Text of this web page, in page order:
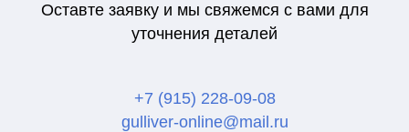
Оставте заявку и мы свяжемся с вами для
уточнения деталей
+7 (915) 228-09-08
gulliver-online@mail.ru